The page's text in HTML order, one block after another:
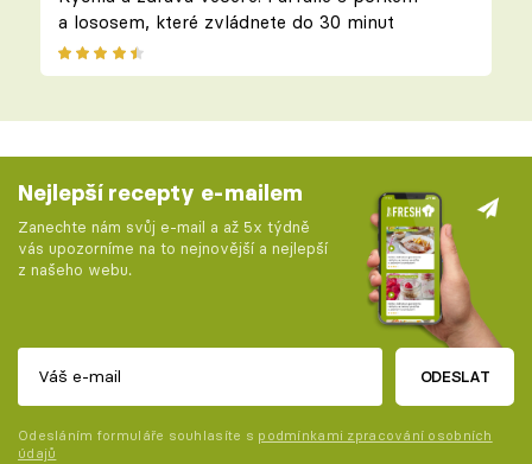
a lososem, které zvládnete do 30 minut
Nejlepší recepty e-mailem
Zanechte nám svůj e-mail a až 5x týdně
vás upozorníme na to nejnovější a nejlepší
z našeho webu.
ODESLAT
Odesláním formuláře souhlasíte s podmínkami zpracování osobních
údajů